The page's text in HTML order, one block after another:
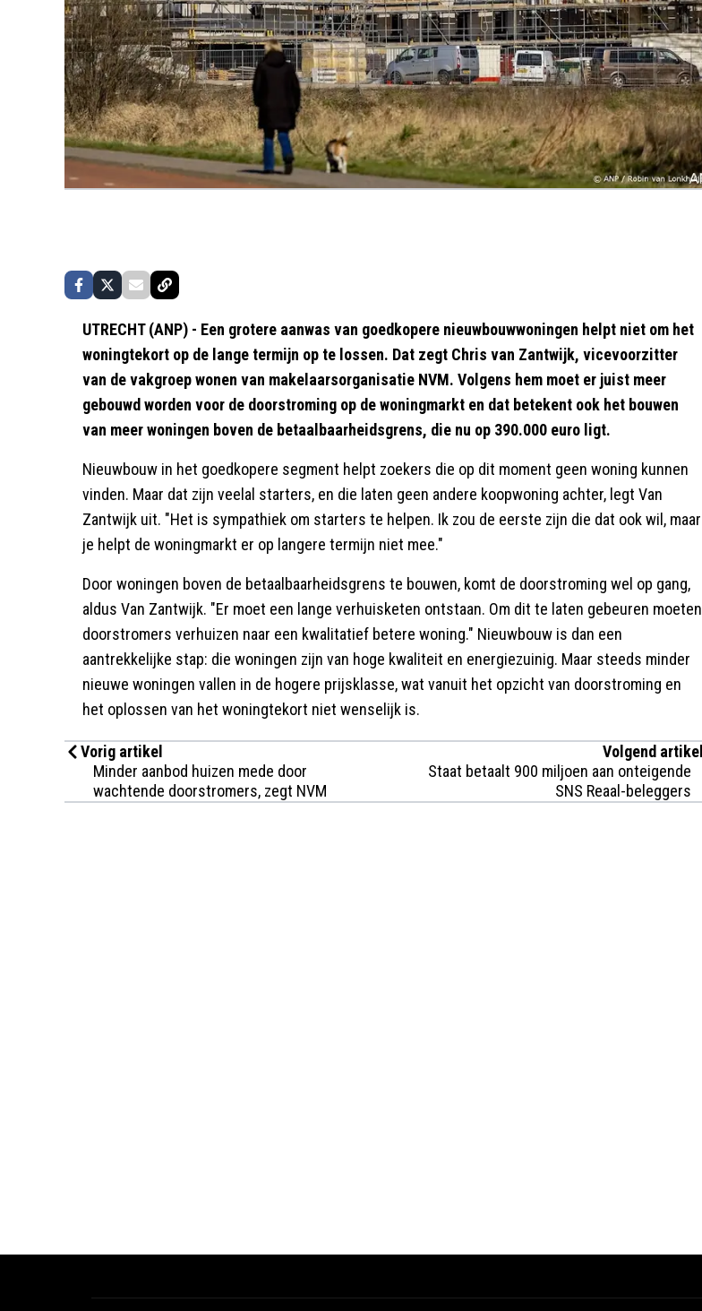
UTRECHT (ANP) - Een grotere aanwas van goedkopere nieuwbouwwoningen helpt niet om het
woningtekort op de lange termijn op te lossen. Dat zegt Chris van Zantwijk, vicevoorzitter
van de vakgroep wonen van makelaarsorganisatie NVM. Volgens hem moet er juist meer
gebouwd worden voor de doorstroming op de woningmarkt en dat betekent ook het bouwen
van meer woningen boven de betaalbaarheidsgrens, die nu op 390.000 euro ligt.
Nieuwbouw in het goedkopere segment helpt zoekers die op dit moment geen woning kunnen
vinden. Maar dat zijn veelal starters, en die laten geen andere koopwoning achter, legt Van
Zantwijk uit. "Het is sympathiek om starters te helpen. Ik zou de eerste zijn die dat ook wil, maar
je helpt de woningmarkt er op langere termijn niet mee."
Door woningen boven de betaalbaarheidsgrens te bouwen, komt de doorstroming wel op gang,
aldus Van Zantwijk. "Er moet een lange verhuisketen ontstaan. Om dit te laten gebeuren moeten
doorstromers verhuizen naar een kwalitatief betere woning." Nieuwbouw is dan een
aantrekkelijke stap: die woningen zijn van hoge kwaliteit en energiezuinig. Maar steeds minder
nieuwe woningen vallen in de hogere prijsklasse, wat vanuit het opzicht van doorstroming en
het oplossen van het woningtekort niet wenselijk is.
Vorig artikel
Minder aanbod huizen mede door
wachtende doorstromers, zegt NVM
Volgend artikel
Staat betaalt 900 miljoen aan onteigende
SNS Reaal-beleggers